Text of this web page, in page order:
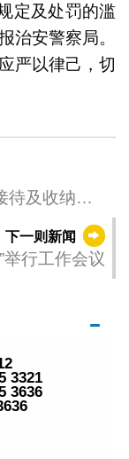
定及处罚的滥
治安警察局。
严以律己，切
待及收纳处
下一则新闻
举行工作会议
3321
3636